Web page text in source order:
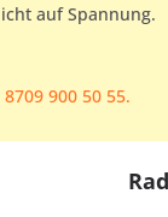
auf Spannung.
900 50 55.